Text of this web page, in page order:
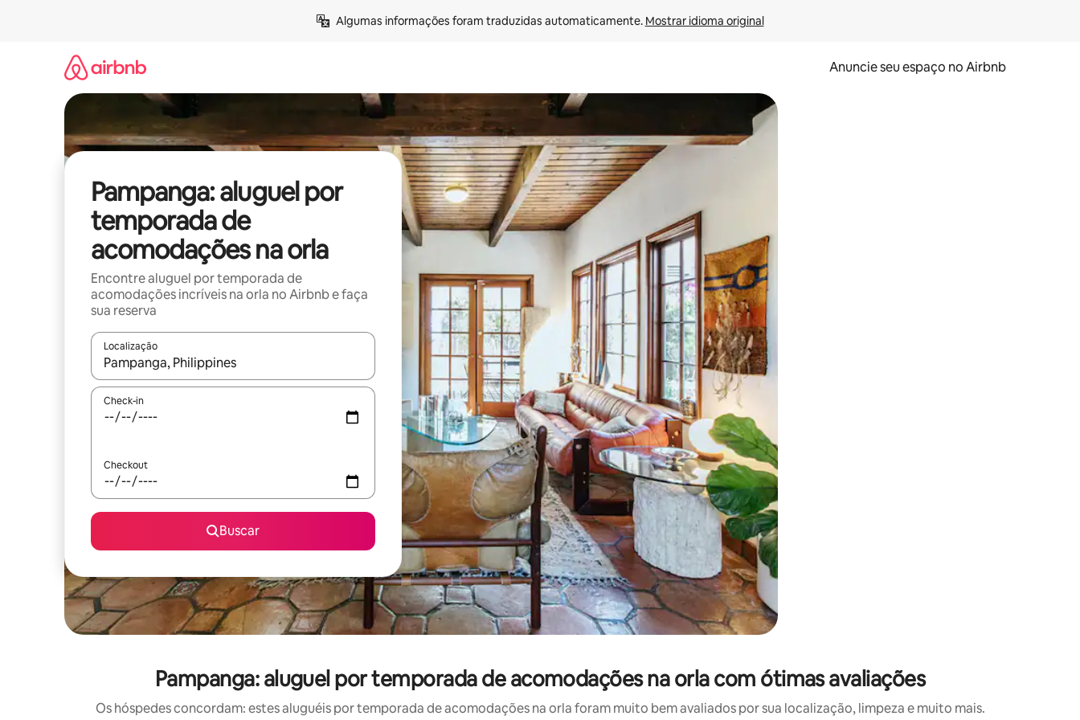
Algumas informações foram traduzidas automaticamente. Mostrar idioma original
Anuncie seu espaço no Airbnb
Pampanga: aluguel por
temporada de
acomodações na orla
Encontre aluguel por temporada de
acomodações incríveis na orla no Airbnb e faça
sua reserva
Localização
Quando os resultados estiverem disponíveis, explore-os usando as seta para cima e para baixo do teclado ou tocando e deslizando o dedo na tela.
Check-in
Checkout
Buscar
Pampanga: aluguel por temporada de acomodações na orla com ótimas avaliações
Os hóspedes concordam: estes aluguéis por temporada de acomodações na orla foram muito bem avaliados por sua localização, limpeza e muito mais.